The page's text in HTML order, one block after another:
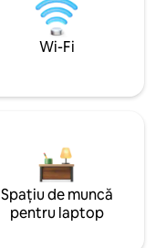
Wi-Fi
Spațiu de muncă
pentru laptop